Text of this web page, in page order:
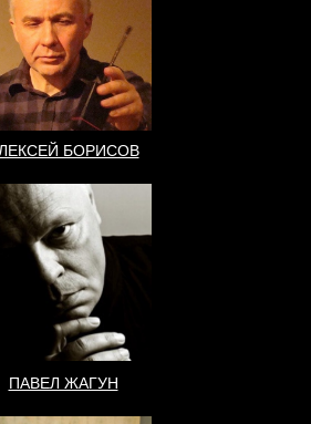
БОРИСОВ
ПАВЕЛ ЖАГУН